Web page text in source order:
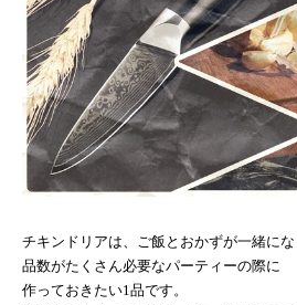
チキンドリアは、ご飯とおかずが一緒にな
品数がたくさん必要なパーティーの際に
作っておきたい1品です。